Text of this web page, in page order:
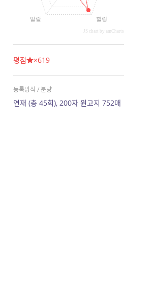
힐링
발랄
JS chart by amCharts
평점 ×619
등록방식 / 분량
연재 (총 45회), 200자 원고지 752매